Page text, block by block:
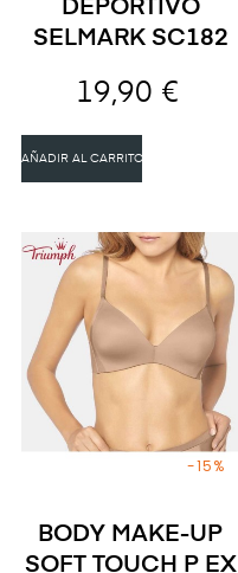
DEPORTIVO
SELMARK SC182
19,90 €
AÑADIR AL CARRITO
BODY MAKE-UP
SOFT TOUCH P EX
-15%